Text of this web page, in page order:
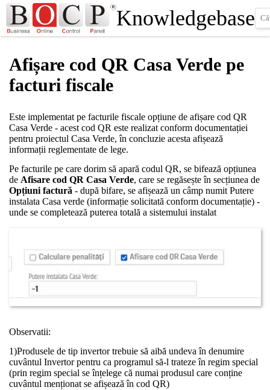
Knowledgebase
Afișare cod QR Casa Verde pe
facturi fiscale
Este implementat pe facturile fiscale opțiune de afișare cod QR
Casa Verde - acest cod QR este realizat conform documentației
pentru proiectul Casa Verde, în concluzie acesta afișează
informații reglementate de lege.
Pe facturile pe care dorim să apară codul QR, se bifează opțiunea
de Afisare cod QR Casa Verde, care se regăsește în secțiunea de
Opțiuni factură - după bifare, se afișează un câmp numit Putere
instalata Casa verde (informație solicitată conform documentație) -
unde se completează puterea totală a sistemului instalat
Observatii:
1)Produsele de tip invertor trebuie să aibă undeva în denumire
cuvântul Invertor pentru ca programul să-l trateze în regim special
(prin regim special se înțelege că numai produsul care conține
cuvântul menționat se afișează în cod QR)